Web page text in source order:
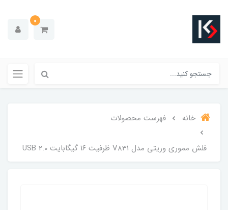
0
خانه فهرست محصولات
فلش مموری وریتی مدل V831 ظرفیت ۱۶ گیگابایت USB 2.0